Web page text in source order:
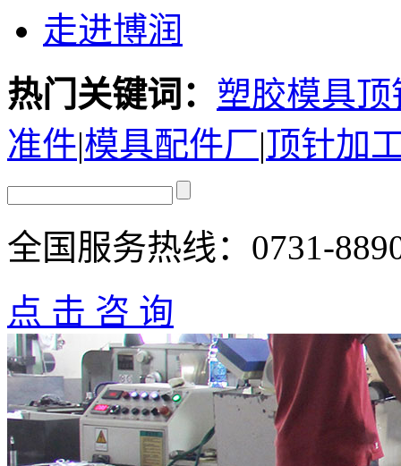
走进博润
热门关键词： 塑胶模具顶
准件|模具配件厂|顶针加
全国服务热线： 0731-
点 击 咨 询